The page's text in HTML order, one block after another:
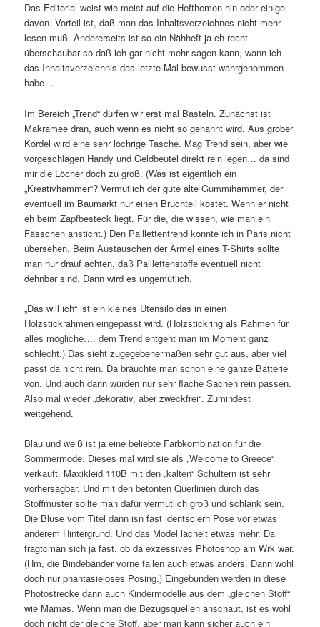
Das Editorial weist wie meist auf die Hefthemen hin oder einige
davon. Vorteil ist, daß man das Inhaltsverzeichnes nicht mehr
lesen muß. Andererseits ist so ein Nähheft ja eh recht
überschaubar so daß ich gar nicht mehr sagen kann, wann ich
das Inhaltsverzeichnis das letzte Mal bewusst wahrgenommen
habe…
Im Bereich „Trend“ dürfen wir erst mal Basteln. Zunächst ist
Makramee dran, auch wenn es nicht so genannt wird. Aus grober
Kordel wird eine sehr löchrige Tasche. Mag Trend sein, aber wie
vorgeschlagen Handy und Geldbeutel direkt rein legen… da sind
mir die Löcher doch zu groß. (Was ist eigentlich ein
„Kreativhammer“? Vermutlich der gute alte Gummihammer, der
eventuell im Baumarkt nur einen Bruchteil kostet. Wenn er nicht
eh beim Zapfbesteck liegt. Für die, die wissen, wie man ein
Fässchen ansticht.) Den Paillettentrend konnte ich in Paris nicht
übersehen. Beim Austauschen der Ärmel eines T-Shirts sollte
man nur drauf achten, daß Paillettenstoffe eventuell nicht
dehnbar sind. Dann wird es ungemütlich.
„Das will ich“ ist ein kleines Utensilo das in einen
Holzstickrahmen eingepasst wird. (Holzstickring als Rahmen für
alles mögliche…. dem Trend entgeht man im Moment ganz
schlecht.) Das sieht zugegebenermaßen sehr gut aus, aber viel
passt da nicht rein. Da bräuchte man schon eine ganze Batterie
von. Und auch dann würden nur sehr flache Sachen rein passen.
Also mal wieder „dekorativ, aber zweckfrei“. Zumindest
weitgehend.
Blau und weiß ist ja eine beliebte Farbkombination für die
Sommermode. Dieses mal wird sie als „Welcome to Greece“
verkauft. Maxikleid 110B mit den „kalten“ Schultern ist sehr
vorhersagbar. Und mit den betonten Querlinien durch das
Stoffmuster sollte man dafür vermutlich groß und schlank sein.
Die Bluse vom Titel dann isn fast identscierh Pose vor etwas
anderem Hintergrund. Und das Model lächelt etwas mehr. Da
fragtcman sich ja fast, ob da exzessives Photoshop am Wrk war.
(Hm, die Bindebänder vorne fallen auch etwas anders. Dann wohl
doch nur phantasieloses Posing.) Eingebunden werden in diese
Photostrecke dann auch Kindermodelle aus dem „gleichen Stoff“
wie Mamas. Wenn man die Bezugsquellen anschaut, ist es wohl
doch nicht der gleiche Stoff, aber man kann sicher auch ein